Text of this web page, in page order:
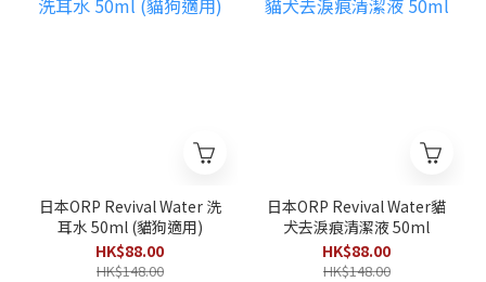
日本ORP Revival Water 洗
耳水 50ml (貓狗適用)
HK$88.00
HK$148.00
日本ORP Revival Water貓
犬去淚痕清潔液 50ml
HK$88.00
HK$148.00